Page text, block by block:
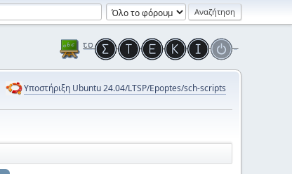
Υποστήριξη Ubuntu 24.04/LTSP/Epoptes/sch-scripts